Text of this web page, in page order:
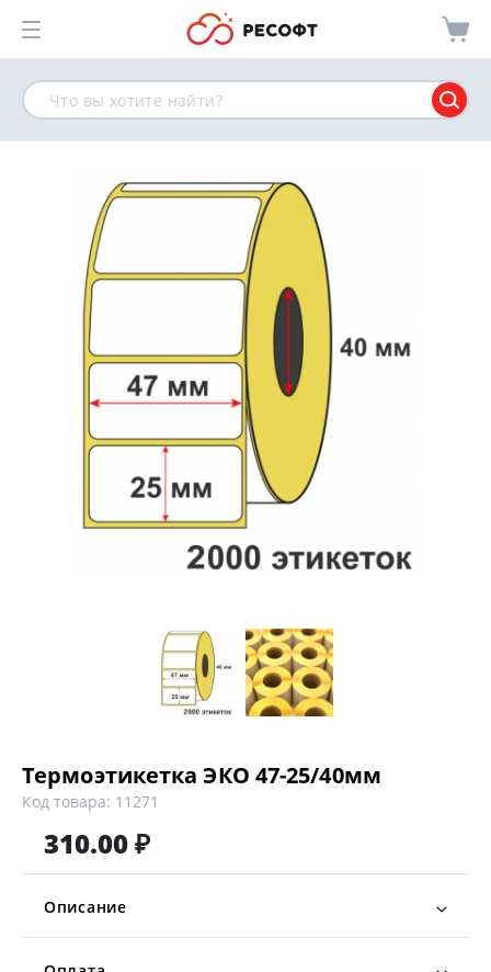
Термоэтикетка ЭКО 47-25/40мм
Код товара: 11271
310.00 ₽
Описание